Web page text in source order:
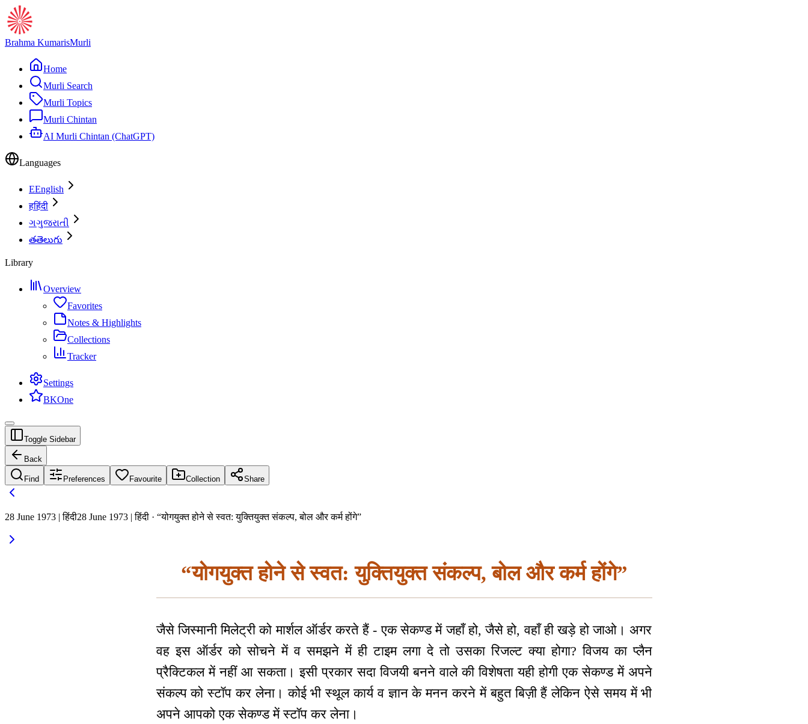
Brahma KumarisMurli
Home
Murli Search
Murli Topics
Murli Chintan
AI Murli Chintan (ChatGPT)
Languages
EEnglish
हहिंदी
ગગુજરાતી
తతెలుగు
Library
Overview
Favorites
Notes & Highlights
Collections
Tracker
Settings
BKOne
Toggle Sidebar
Back
Find Preferences Favourite Collection Share
28 June 1973 | हिंदी28 June 1973 | हिंदी · “योगयुक्त होने से स्वत: युक्तियुक्त संकल्प, बोल और कर्म होंगे”
“योगयुक्त होने से स्वत: युक्तियुक्त संकल्प, बोल और कर्म होंगे”
जैसे जिस्मानी मिलेट्री को मार्शल ऑर्डर करते हैं - एक सेकण्ड में जहाँ हो, जैसे हो, वहाँ ही खड़े हो जाओ। अगर
वह इस ऑर्डर को सोचने में व समझने में ही टाइम लगा दे तो उसका रिजल्ट क्या होगा? विजय का प्लैन
प्रैक्टिकल में नहीं आ सकता। इसी प्रकार सदा विजयी बनने वाले की विशेषता यही होगी एक सेकण्ड में अपने
संकल्प को स्टॉप कर लेना। कोई भी स्थूल कार्य व ज्ञान के मनन करने में बहुत बिज़ी हैं लेकिन ऐसे समय में भी
अपने आपको एक सेकण्ड में स्टॉप कर लेना।